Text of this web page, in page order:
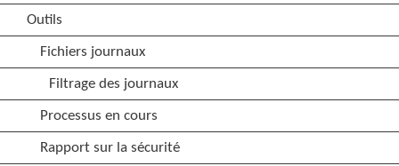
Outils
Fichiers journaux
Filtrage des journaux
Processus en cours
Rapport sur la sécurité